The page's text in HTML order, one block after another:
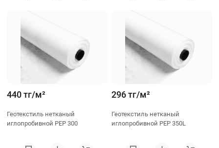
440 тг/м²
Геотекстиль нетканый
иглопробивной PEP 300
296 тг/м²
Геотекстиль нетканый
иглопробивной PEP 350L